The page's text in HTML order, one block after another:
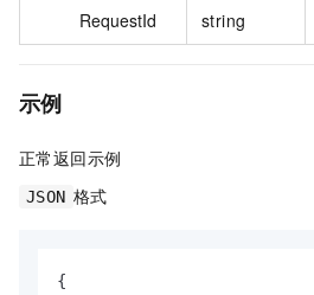
RequestId string
示例
正常返回示例
JSON 格式
{